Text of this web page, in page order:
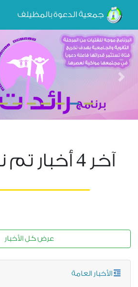
جمعية الدعوة بالمظيلف
Next
آخر4 أخبار
عرض كل الأخبار
الأخبار العامة